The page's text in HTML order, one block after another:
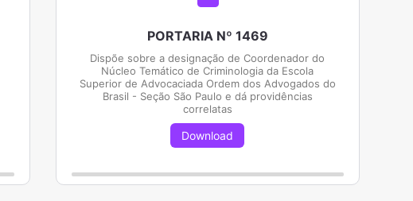
PORTARIA Nº 1469
Dispõe sobre a designação de Coordenador do
Núcleo Temático de Criminologia da Escola
Superior de Advocaciada Ordem dos Advogados do
Brasil - Seção São Paulo e dá providências
correlatas
Download